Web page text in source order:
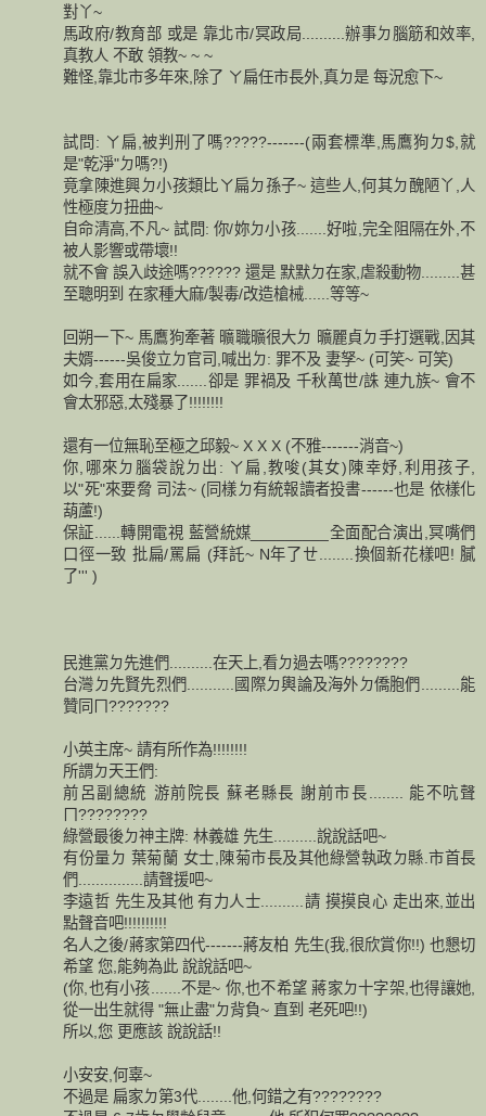
對丫~
馬政府/教育部 或是 靠北市/冥政局..........辦事ㄉ腦筋和效率,
真教人 不敢 領教~ ~ ~
難怪,靠北市多年來,除了 ㄚ扁任市長外,真ㄉ是 每況愈下~
試問: ㄚ扁,被判刑了嗎?????-------(兩套標準,馬鷹狗ㄉ$,就
是"乾淨"ㄉ嗎?!)
竟拿陳進興ㄉ小孩類比ㄚ扁ㄉ孫子~ 這些人,何其ㄉ醜陋丫,人
性極度ㄉ扭曲~
自命清高,不凡~ 試問: 你/妳ㄉ小孩.......好啦,完全阻隔在外,不
被人影響或帶壞!!
就不會 誤入歧途嗎?????? 還是 默默ㄉ在家,虐殺動物.........甚
至聰明到 在家種大麻/製毒/改造槍械......等等~
回朔一下~ 馬鷹狗牽著 曠職曠很大ㄉ 曠麗貞ㄉ手打選戰,因其
夫婿------吳俊立ㄉ官司,喊出ㄉ: 罪不及 妻孥~ (可笑~ 可笑)
如今,套用在扁家.......卻是 罪禍及 千秋萬世/誅 連九族~ 會不
會太邪惡,太殘暴了!!!!!!!!
還有一位無恥至極之邱毅~ X X X (不雅-------消音~)
你,哪來ㄉ腦袋說ㄉ出: ㄚ扁,教唆(其女)陳幸妤,利用孩子,
以"死"來要脅 司法~ (同樣ㄉ有統報讀者投書------也是 依樣化
葫蘆!)
保証......轉開電視 藍營統媒_________全面配合演出,冥嘴們
口徑一致 批扁/罵扁 (拜託~ N年了ㄝ........換個新花樣吧! 膩
了''' )
民進黨ㄉ先進們..........在天上,看ㄉ過去嗎????????
台灣ㄉ先賢先烈們...........國際ㄉ輿論及海外ㄉ僑胞們.........能
贊同ㄇ???????
小英主席~ 請有所作為!!!!!!!!
所謂ㄉ天王們:
前呂副總統 游前院長 蘇老縣長 謝前市長........ 能不吭聲
ㄇ????????
綠營最後ㄉ神主牌: 林義雄 先生..........說說話吧~
有份量ㄉ 葉菊蘭 女士,陳菊市長及其他綠營執政ㄉ縣.市首長
們...............請聲援吧~
李遠哲 先生及其他 有力人士..........請 摸摸良心 走出來,並出
點聲音吧!!!!!!!!!!
名人之後/蔣家第四代-------蔣友柏 先生(我,很欣賞你!!) 也懇切
希望 您,能夠為此 說說話吧~
(你,也有小孩.......不是~ 你,也不希望 蔣家ㄉ十字架,也得讓她,
從一出生就得 "無止盡"ㄉ背負~ 直到 老死吧!!)
所以,您 更應該 說說話!!
小安安,何辜~
不過是 扁家ㄉ第3代........他,何錯之有????????